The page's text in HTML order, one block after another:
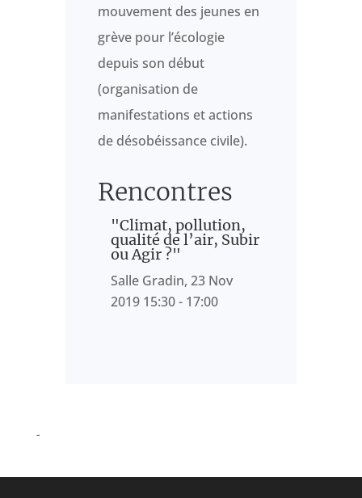
mouvement des jeunes en
grève pour l’écologie
depuis son début
(organisation de
manifestations et actions
de désobéissance civile).
Rencontres
"Climat, pollution,
qualité de l’air, Subir
ou Agir ?"
Salle Gradin, 23 Nov
2019 15:30 - 17:00